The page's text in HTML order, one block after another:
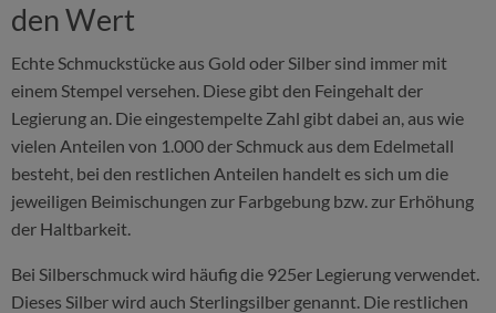
den Wert
Echte Schmuckstücke aus Gold oder Silber sind immer mit
einem Stempel versehen. Diese gibt den Feingehalt der
Legierung an. Die eingestempelte Zahl gibt dabei an, aus wie
vielen Anteilen von 1.000 der Schmuck aus dem Edelmetall
besteht, bei den restlichen Anteilen handelt es sich um die
jeweiligen Beimischungen zur Farbgebung bzw. zur Erhöhung
der Haltbarkeit.
Bei Silberschmuck wird häufig die 925er Legierung verwendet.
Dieses Silber wird auch Sterlingsilber genannt. Die restlichen